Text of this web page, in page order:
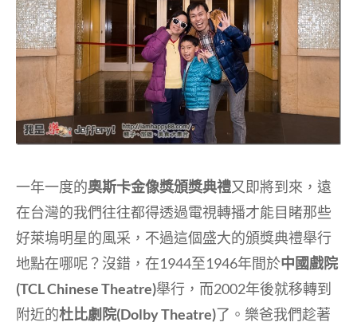
一年一度的奧斯卡金像獎頒獎典禮又即將到來，遠
在台灣的我們往往都得透過電視轉播才能目睹那些
好萊塢明星的風采，不過這個盛大的頒獎典禮舉行
地點在哪呢？沒錯，在1944至1946年間於中國戲院
(TCL Chinese Theatre)舉行，而2002年後就移轉到
附近的杜比劇院(Dolby Theatre)了。樂爸我們趁著